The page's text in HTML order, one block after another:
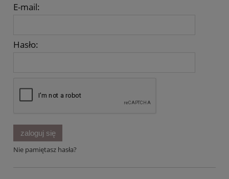
E-mail:
Hasło:
zaloguj się
Nie pamiętasz hasła?